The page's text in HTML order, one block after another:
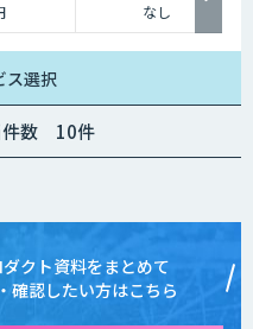
なし
ス選択
件数 10件
クト資料をまとめて
確認したい方はこちら